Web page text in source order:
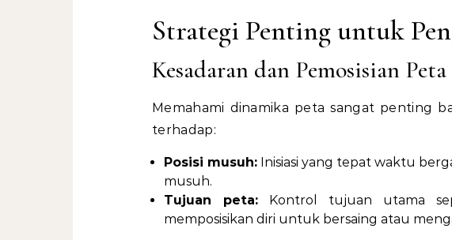
Strategi Penting untuk
Kesadaran dan Pemosisian Peta
Memahami dinamika peta sangat penting
terhadap:
Posisi musuh: Inisiasi yang tepat waktu
musuh.
Tujuan peta: Kontrol tujuan utama
memposisikan diri untuk bersaing atau